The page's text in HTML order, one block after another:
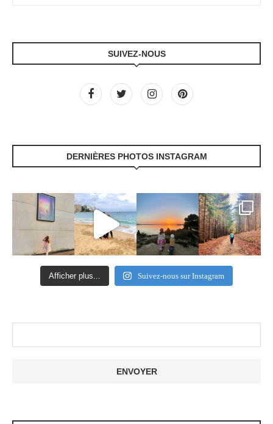
SUIVEZ-NOUS
DERNIÈRES PHOTOS INSTAGRAM
Afficher plus... Suivez-nous sur Instagram